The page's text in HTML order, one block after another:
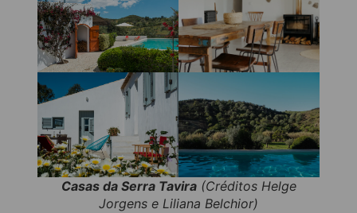
Casas da Serra Tavira(Créditos Helge
Jorgens e Liliana Belchior)